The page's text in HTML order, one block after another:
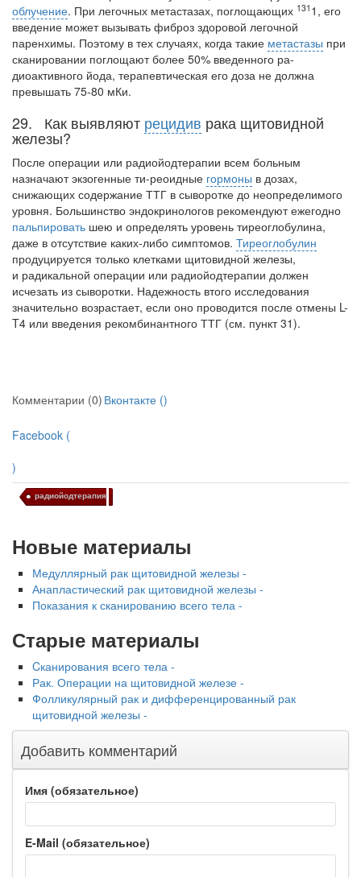
облучение. При легочных метастазах, поглощающих 131 1, его
вве­дение может вызывать фиброз здоровой легочной
паренхимы. Поэтому в тех случа­ях, когда такие метастазы при
сканировании поглощают более 50% введенного ра­
диоактивного йода, терапевтическая его доза не должна
превышать 75-80 мКи.
29. Как выявляют рецидив рака щитовидной
железы?
После операции или радиойодтерапии всем больным
назначают экзогенные ти-реоидные гормоны в дозах,
снижающих содержание ТТГ в сыворотке до неопреде­лимого
уровня. Большинство эндокринологов рекомендуют ежегодно
пальпировать шею и определять уровень тиреоглобулина,
даже в отсутствие каких-либо симптомов. Тиреоглобулин
продуцируется только клетками щитовидной железы,
и радикальной операции или радиойодтерапии должен
исчезать из сыворотки. На­дежность втого исследования
значительно возрастает, если оно проводится после отмены L-
T4 или введения рекомбинантного ТТГ (см. пункт 31).
Комментарии (0) Вконтакте ()
Facebook (
)
радиойодтерапия
Новые материалы
Медуллярный рак щитовидной железы -
Анапластический рак щитовидной железы -
Показания к сканированию всего тела -
Старые материалы
Cканирования всего тела -
Рак. Операции на щитовидной железе -
Фолликулярный рак и дифференцированный рак
щитовидной железы -
Добавить комментарий
Имя (обязательное)
E-Mail (обязательное)